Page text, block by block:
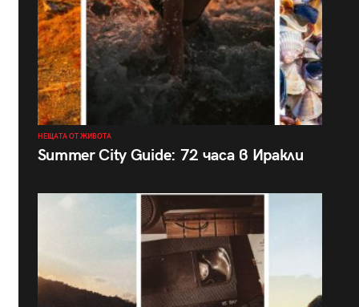
НЕЩАТА ОТ ЖИВОТА
Summer City Guide: 72 часа в Иракли